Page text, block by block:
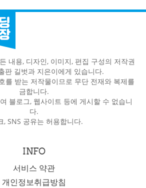
내용, 디자인, 이미지, 편집 구성의 저작권
판 길벗과 지은이에게 있습니다.
를 받는 저작물이므로 무단 전재와 복제를
금합니다.
블로그, 웹사이트 등에 게시할 수 없습니
다.
, SNS 공유는 허용합니다.
INFO
서비스 약관
개인정보취급방침